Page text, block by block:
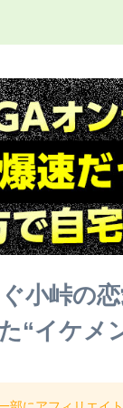
ぐ小峠の
“イケメ